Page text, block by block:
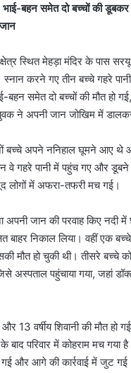
भाई-बहन समेत दो बच्चों की
स्थित मेहड़ा मंदिर के पास सरयू
स्नान करने गए तीन बच्चे गहरे
समेत दो बच्चों की मौत हो
ने अपनी जान जोखिम में
बच्चे अपने ननिहाल घूमने आए
वे गहरे पानी में पहुंच गए और
लोगों में अफरा-तफरी मच गई।
अपनी जान की परवाह किए नदी
बाहर निकाल लिया। वहीं एक
मौत हो चुकी थी। तीसरे बच्चे को
अस्पताल पहुंचाया गया, जहां
13 वर्षीय शिवानी की मौत हो
बाद परिवार में कोहराम मच गया
और आगे की कार्रवाई में जुट